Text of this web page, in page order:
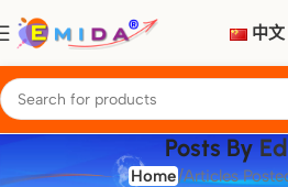
中
Posts By
Home Articles